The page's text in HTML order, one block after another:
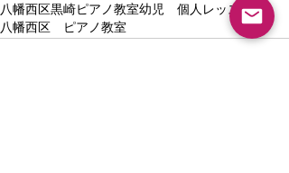
八幡西区黒崎ピアノ教室幼児 個人レッスン
八幡西区 ピアノ教室